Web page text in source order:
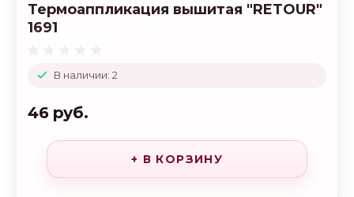
В наличии: 2
Термоаппликация вышитая "RETOUR"
1691
46 руб.
+ В КОРЗИНУ